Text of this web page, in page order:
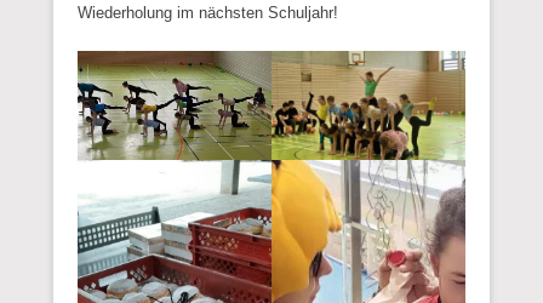
Wiederholung im nächsten Schuljahr!